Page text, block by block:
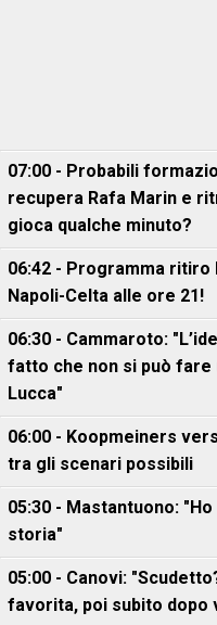
07:00 - Probabili
recupera Rafa Marin e
gioca qualche minuto?
06:42 - Programma ritiro
Napoli-Celta alle ore 21!
06:30 - Cammaroto:
fatto che non si può fare
Lucca"
06:00 - Koopmeiners
tra gli scenari possibili
05:30 - Mastantuono:
storia"
05:00 - Canovi:
favorita, poi subito dopo